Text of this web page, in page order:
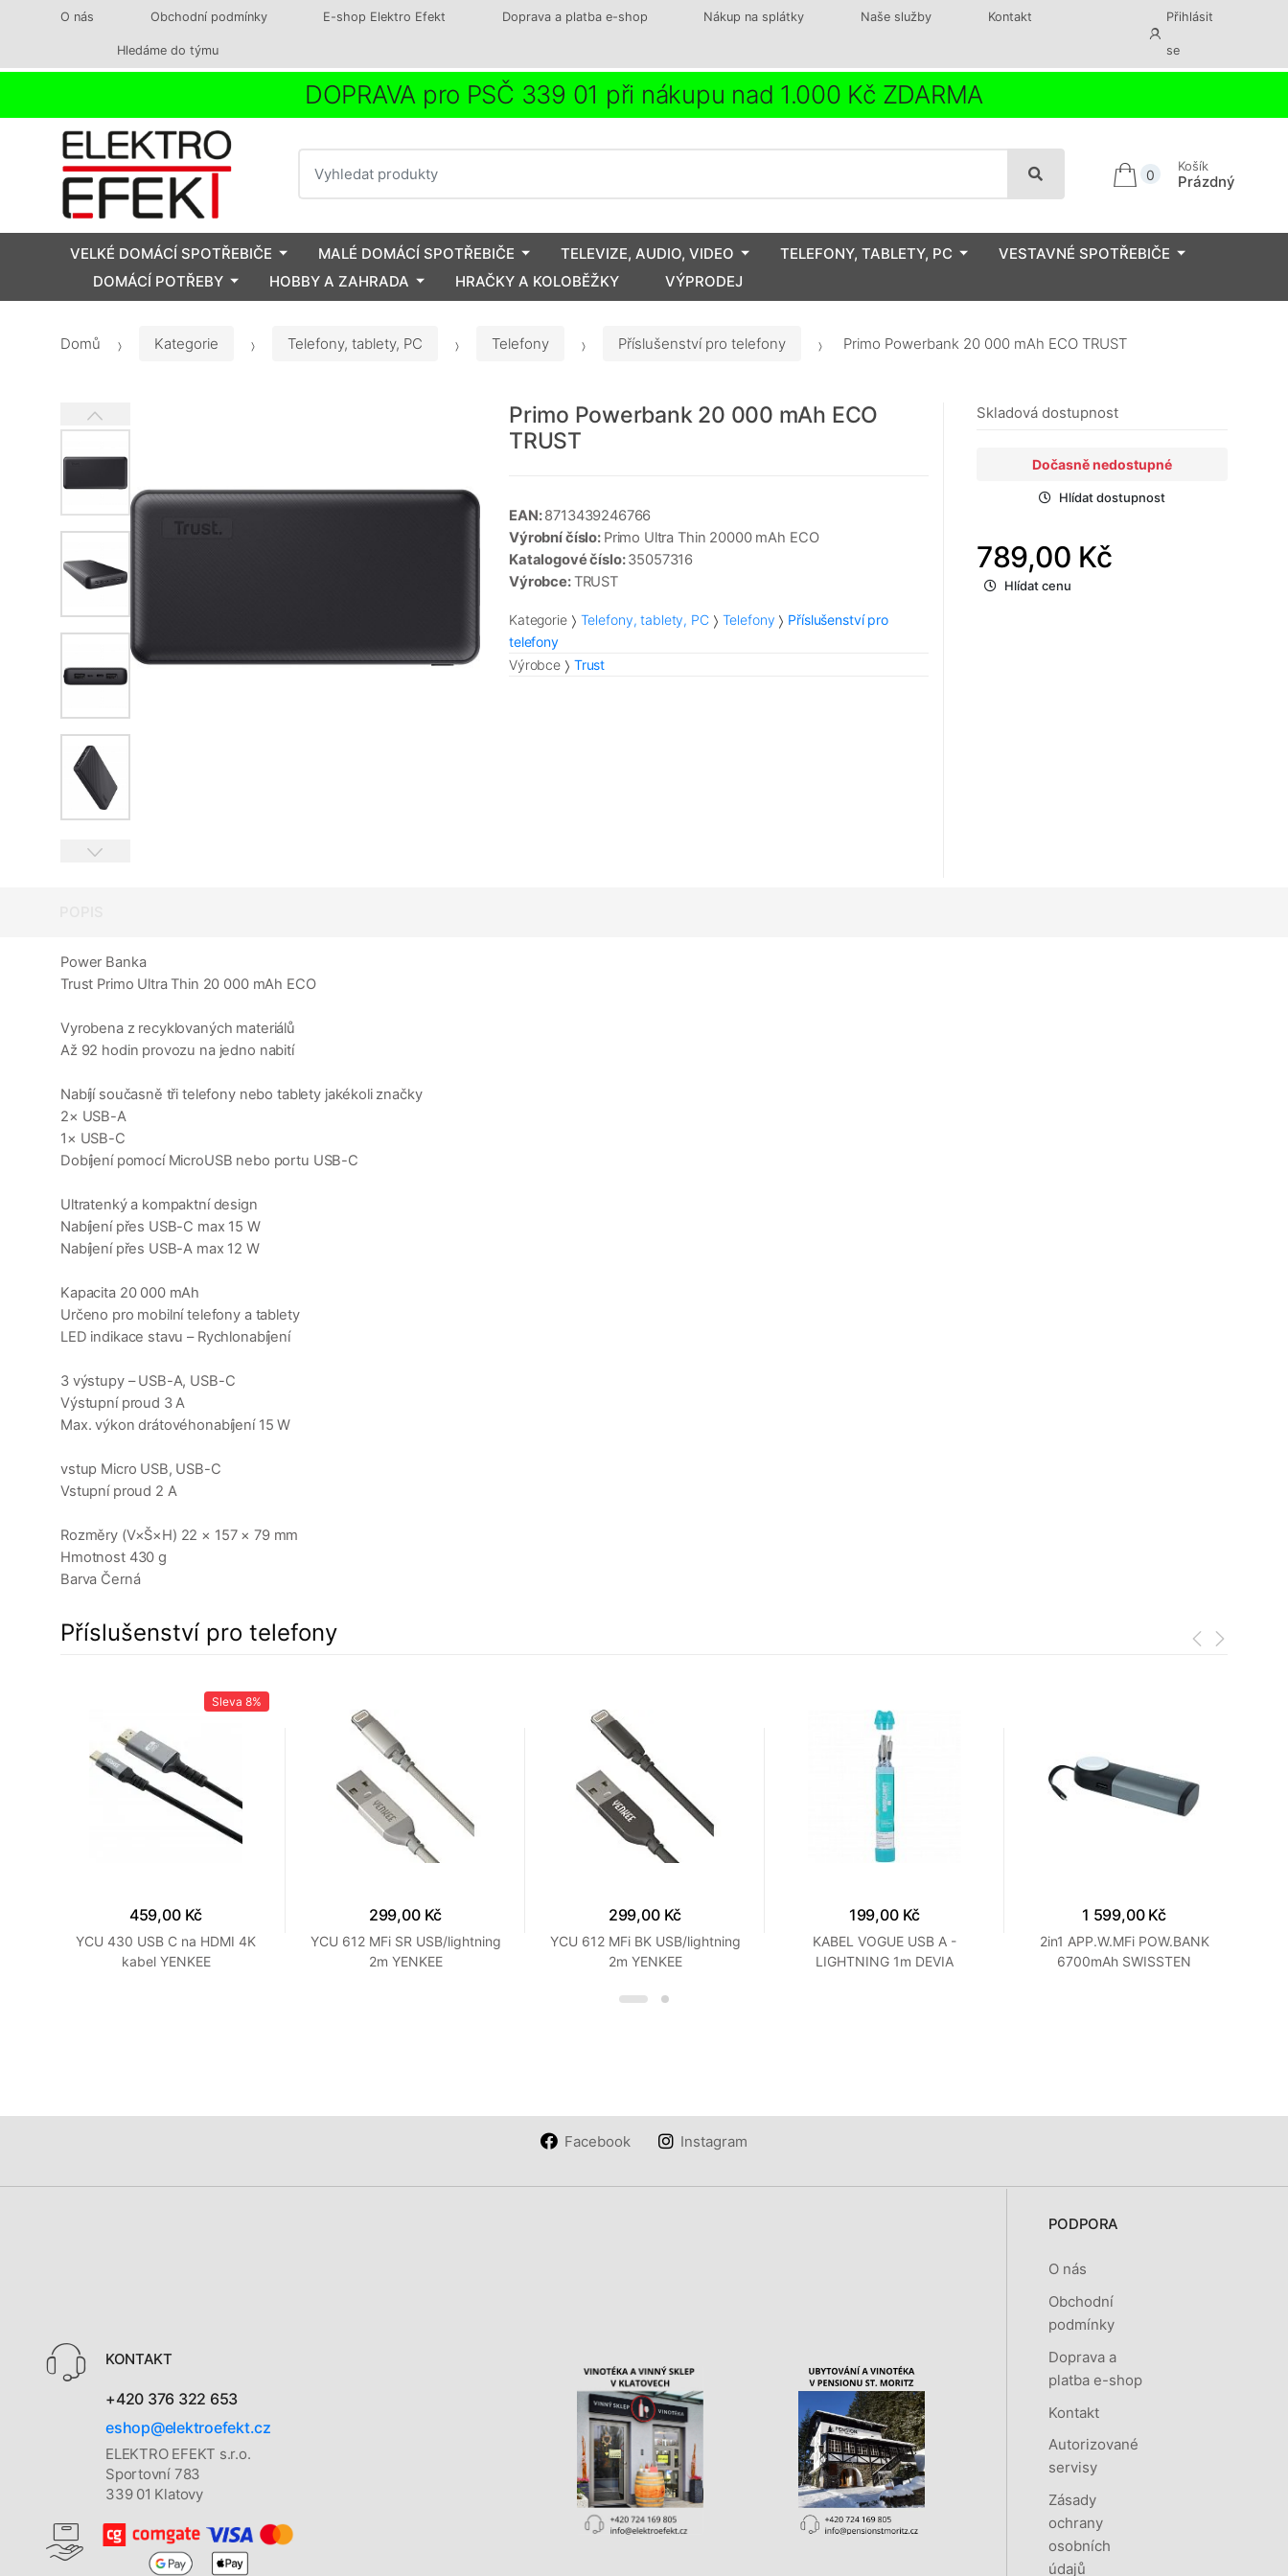
O nás Obchodní podmínky E-shop Elektro Efekt Doprava a platba e-shop Nákup na splátky Naše služby Kontakt
Hledáme do týmu
Přihlásit
se
DOPRAVA pro PSČ 339 01 při nákupu nad 1.000 Kč ZDARMA
0
Košík
Prázdný
VELKÉ DOMÁCÍ SPOTŘEBIČE MALÉ DOMÁCÍ SPOTŘEBIČE TELEVIZE, AUDIO, VIDEO TELEFONY, TABLETY, PC
VESTAVNÉ SPOTŘEBIČE
DOMÁCÍ POTŘEBY
HOBBY A ZAHRADA HRAČKY A KOLOBĚŽKY VÝPRODEJ
Domů Kategorie Telefony, tablety, PC Telefony Příslušenství pro telefony Primo Powerbank 20 000 mAh ECO TRUST
Primo Powerbank 20 000 mAh ECO
TRUST
EAN:8713439246766
Výrobní číslo: Primo Ultra Thin 20000 mAh ECO
Katalogové číslo:35057316
Výrobce:TRUST
Kategorie Telefony, tablety, PC Telefony
Příslušenství pro
telefony
Výrobce
Trust
Skladová dostupnost
Dočasně nedostupné
Hlídat dostupnost
789,00 Kč
Hlídat cenu
Power Banka
Trust Primo Ultra Thin 20 000 mAh ECO
Vyrobena z recyklovaných materiálů
Až 92 hodin provozu na jedno nabití
Nabíjí současně tři telefony nebo tablety jakékoli značky
2× USB-A
1× USB-C
Dobíjení pomocí MicroUSB nebo portu USB-C
Ultratenký a kompaktní design
Nabíjení přes USB-C max 15 W
Nabíjení přes USB-A max 12 W
Kapacita 20 000 mAh
Určeno pro mobilní telefony a tablety
LED indikace stavu – Rychlonabíjení
3 výstupy – USB-A, USB-C
Výstupní proud 3 A
Max. výkon drátovéhonabíjení 15 W
vstup Micro USB, USB-C
Vstupní proud 2 A
Rozměry (V×Š×H) 22 × 157 × 79 mm
Hmotnost 430 g
Barva Černá
Příslušenství pro telefony
Sleva 8%
459,00 Kč
YCU 430 USB C na HDMI 4K
kabel YENKEE
299,00 Kč
YCU 612 MFi SR USB/lightning
2m YENKEE
299,00 Kč
YCU 612 MFi BK USB/lightning
2m YENKEE
199,00 Kč
KABEL VOGUE USB A -
LIGHTNING 1m DEVIA
1 599,00 Kč
2in1 APP.W.MFi POW.BANK
6700mAh SWISSTEN
Facebook Instagram
KONTAKT
+420 376 322 653
eshop@elektroefekt.cz
ELEKTRO EFEKT s.r.o.
Sportovní 783
339 01 Klatovy
PODPORA
O nás
Obchodní
podmínky
Doprava a
platba e-shop
Kontakt
Autorizované
servisy
Zásady
ochrany
osobních
údajů